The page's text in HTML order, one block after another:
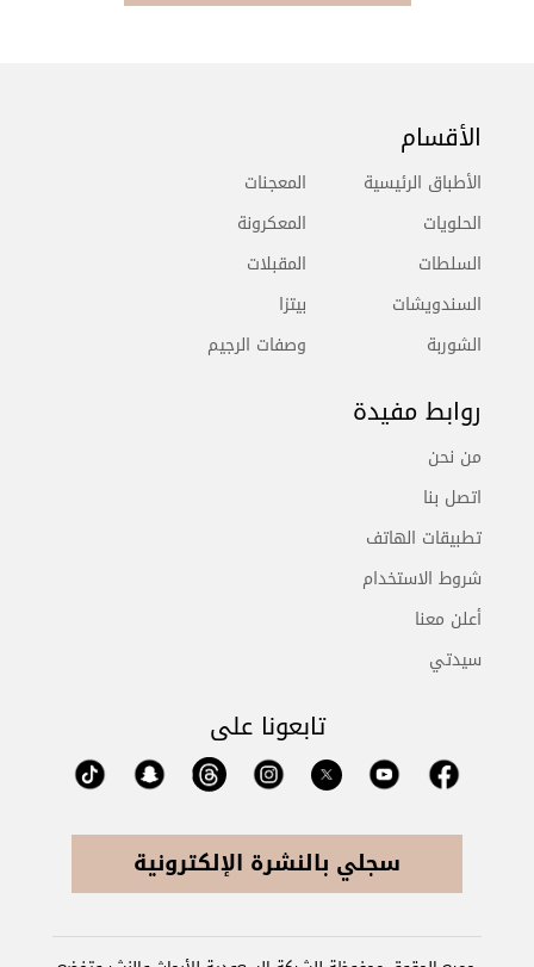
الأقسام
الأطباق الرئيسية
الحلويات
السلطات
السندويشات
الشوربة
المعجنات
المعكرونة
المقبلات
بيتزا
وصفات الرجيم
روابط مفيدة
من نحن
اتصل بنا
تطبيقات الهاتف
شروط الاستخدام
أعلن معنا
سيدتي
تابعونا على
سجلي بالنشرة الإلكترونية